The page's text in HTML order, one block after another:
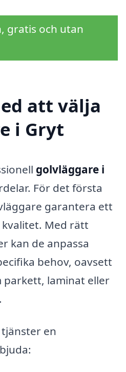
gratis och utan
att välja
i Gryt
golvläggare i
För det första
garantera ett
Med rätt
kan de anpassa
behov, oavsett
parkett, laminat eller
en